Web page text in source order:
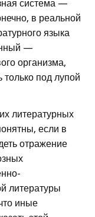
система —
в реальной
языка
—
организма,
под лупой
литературных
если в
отражение
литературы
иные